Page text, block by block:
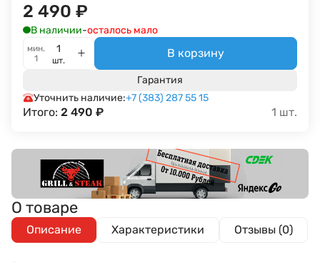
2 490 ₽
В наличии-осталось мало
мин.
1
шт.
В корзину
Гарантия
Уточнить наличие:+7 (383) 287 55 15
Итого: 2 490 ₽ 1 шт.
О товаре
Описание Характеристики Отзывы (0)